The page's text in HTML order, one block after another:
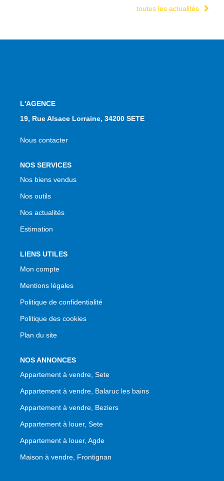
toutes les actualités
L'AGENCE
19, Rue Alsace Lorraine, 34200 SETE
Nous contacter
NOS SERVICES
Nos biens vendus
Nos outils
Nos actualités
Estimation
LIENS UTILES
Mon compte
Mentions légales
Politique de confidentialité
Politique des cookies
Plan du site
NOS ANNONCES
Appartement à vendre, Sete
Appartement à vendre, Balaruc les bains
Appartement à vendre, Beziers
Appartement à louer, Sete
Appartement à louer, Agde
Maison à vendre, Frontignan